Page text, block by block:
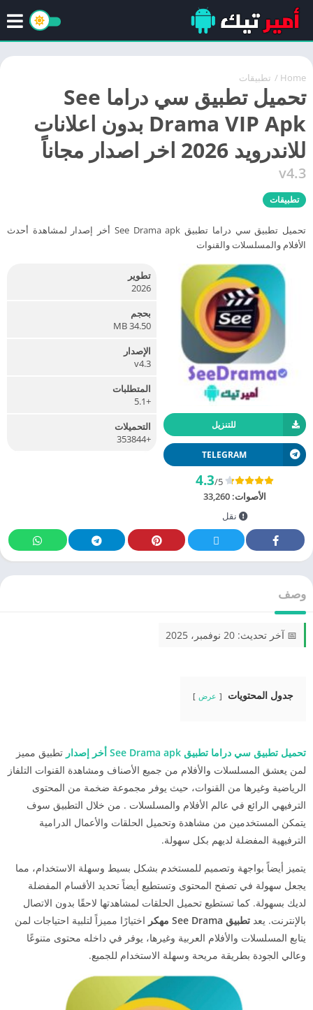
Home
/ تطبيقات
تحميل تطبيق سي دراما See
Drama VIP Apk بدون اعلانات
للاندرويد 2026 اخر اصدار مجاناً
v4.3
تطبيقات
تحميل تطبيق سي دراما تطبيق See Drama apk أخر إصدار لمشاهدة أحدث
الأفلام والمسلسلات والقنوات
للتنزيل
TELEGRAM
4.3/5
الأصوات: 33,260
نقل
تطوير
2026
بحجم
MB 34.50
الإصدار
v4.3
المتطلبات
+5.1
التحميلات
+353844
وصف
📅 آخر تحديث: 20 نوفمبر، 2025
جدول المحتويات عرض
تحميل تطبيق سي دراما تطبيق See Drama apk أخر إصدار
تطبيق مميز
لمن يعشق المسلسلات والأفلام من جميع الأصناف ومشاهدة القنوات التلفاز
الرياضية وغيرها من القنوات، حيث يوفر مجموعة ضخمة من المحتوى
الترفيهي الرائع في عالم الأفلام والمسلسلات . من خلال التطبيق سوف
يتمكن المستخدمين من مشاهدة وتحميل الحلقات والأعمال الدرامية
الترفيهية المفضلة لديهم بكل سهولة.
يتميز أيضاً بواجهة وتصميم للمستخدم بشكل بسيط وسهلة الاستخدام، مما
يجعل سهولة في تصفح المحتوى وتستطيع أيضاً تحديد الأقسام المفضلة
لديك بسهولة. كما تستطيع تحميل الحلقات لمشاهدتها لاحقًا بدون الاتصال
بالإنترنت. يعد تطبيق See Drama مهكر
اختيارًا مميزاً لتلبية احتياجات لمن
يتابع المسلسلات والأفلام العربية وغيرها، يوفر في داخله محتوى متنوعًا
وعالي الجودة بطريقة مريحة وسهلة الاستخدام للجميع.